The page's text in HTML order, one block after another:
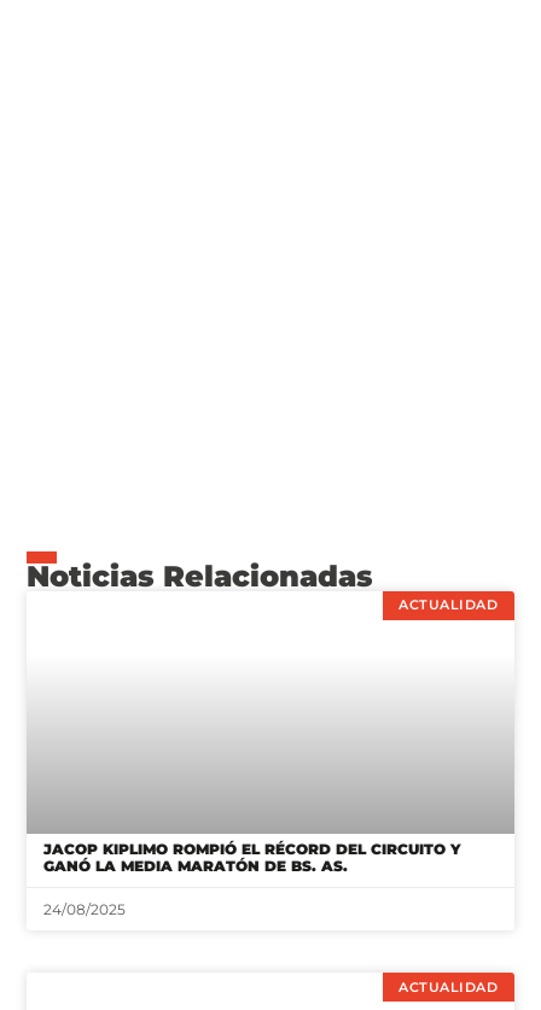
Noticias Relacionadas
ACTUALIDAD
JACOP KIPLIMO ROMPIÓ EL RÉCORD DEL CIRCUITO Y
GANÓ LA MEDIA MARATÓN DE BS. AS.
24/08/2025
ACTUALIDAD